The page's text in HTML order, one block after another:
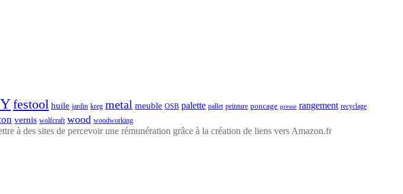
festool huile jardin kreg metal meuble OSB palette pallet peinture poncage presse rangement recyclage
vernis wolfcraft wood woodworking
à des sites de percevoir une rémunération grâce à la création de liens vers Amazon.fr